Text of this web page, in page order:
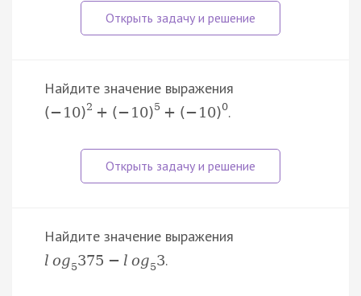
Найдите значение выражения
(−10)2 + (−10)5 + (−10)0.
Найдите значение выражения
l og5375 − l og53.